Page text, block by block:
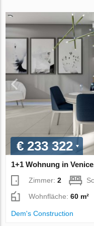
€ 233 322
1+1 Wohnung in
Zimmer:2
Wohnfläche:60 m²
Dem's Construction